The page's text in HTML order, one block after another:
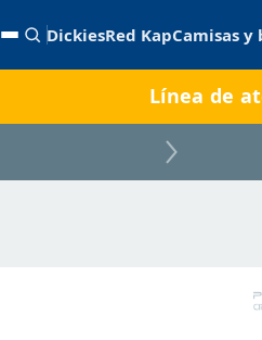
DickiesRed KapCamisas y
Línea de